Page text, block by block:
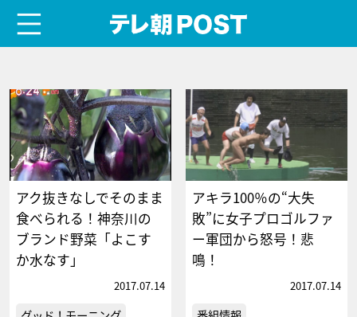
アク抜きなしでそのまま
食べられる！神奈川の
ブランド野菜「よこす
か水なす」
2017.07.14
アキラ100％の“大失
敗”に女子プロゴルファ
ー軍団から怒号！悲
鳴！
2017.07.14